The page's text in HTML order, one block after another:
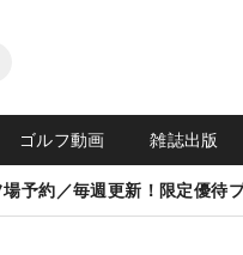
ゴルフ動画 雑誌出版
場予約／毎週更新！限定優待